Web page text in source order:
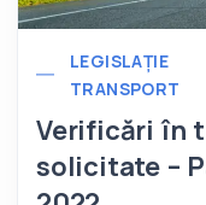
LEGISLAȚIE
TRANSPORT
Verificări în
solicitate –